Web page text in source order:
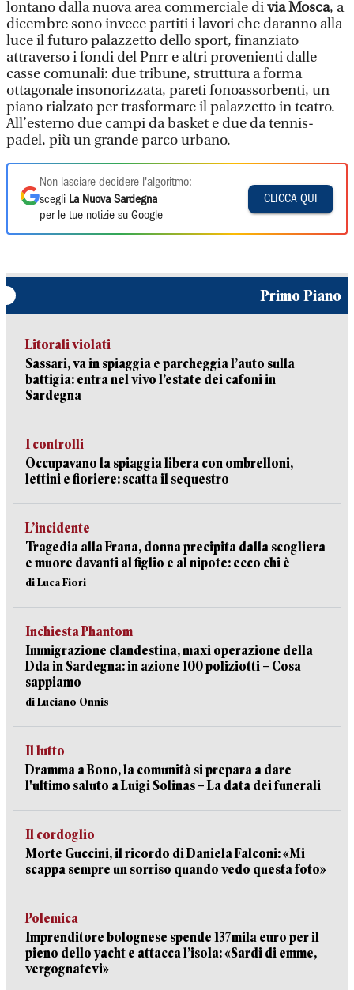
lontano dalla nuova area commerciale divia Mosca, a
dicembre sono invece partiti i lavori che daranno alla
luce il futuro palazzetto dello sport, finanziato
attraverso i fondi del Pnrr e altri provenienti dalle
casse comunali: due tribune, struttura a forma
ottagonale insonorizzata, pareti fonoassorbenti, un
piano rialzato per trasformare il palazzetto in teatro.
All’esterno due campi da basket e due da tennis-
padel, più un grande parco urbano.
Non lasciare decidere l'algoritmo:
scegli La Nuova Sardegna
per le tue notizie su Google
CLICCA QUI
Primo Piano
Litorali violati
Sassari, va in spiaggia e parcheggia l’auto sulla
battigia: entra nel vivo l’estate dei cafoni in
Sardegna
I controlli
Occupavano la spiaggia libera con ombrelloni,
lettini e fioriere: scatta il sequestro
L’incidente
Tragedia alla Frana, donna precipita dalla scogliera
e muore davanti al figlio e al nipote: ecco chi è
di Luca Fiori
Inchiesta Phantom
Immigrazione clandestina, maxi operazione della
Dda in Sardegna: in azione 100 poliziotti – Cosa
sappiamo
di Luciano Onnis
Il lutto
Dramma a Bono, la comunità si prepara a dare
l'ultimo saluto a Luigi Solinas – La data dei funerali
Il cordoglio
Morte Guccini, il ricordo di Daniela Falconi: «Mi
scappa sempre un sorriso quando vedo questa foto»
Polemica
Imprenditore bolognese spende 137mila euro per il
pieno dello yacht e attacca l’isola: «Sardi di emme,
vergognatevi»